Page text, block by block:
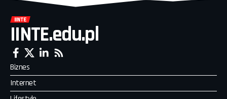
IINTE.edu.pl
Biznes
Internet